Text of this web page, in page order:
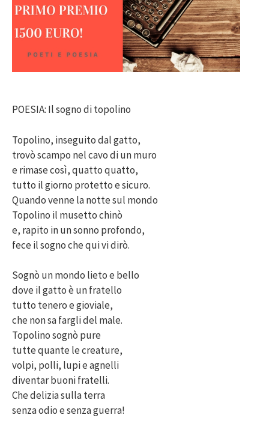
POESIA: Il sogno di topolino
Topolino, inseguito dal gatto,
trovò scampo nel cavo di un muro
e rimase così, quatto quatto,
tutto il giorno protetto e sicuro.
Quando venne la notte sul mondo
Topolino il musetto chinò
e, rapito in un sonno profondo,
fece il sogno che qui vi dirò.
Sognò un mondo lieto e bello
dove il gatto è un fratello
tutto tenero e gioviale,
che non sa fargli del male.
Topolino sognò pure
tutte quante le creature,
volpi, polli, lupi e agnelli
diventar buoni fratelli.
Che delizia sulla terra
senza odio e senza guerra!